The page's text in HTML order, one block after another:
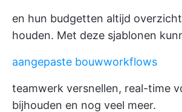
en hun budgetten altijd
houden. Met deze sjablonen
aangepaste bouwworkflows
teamwerk versnellen, real-time
bijhouden en nog veel meer.